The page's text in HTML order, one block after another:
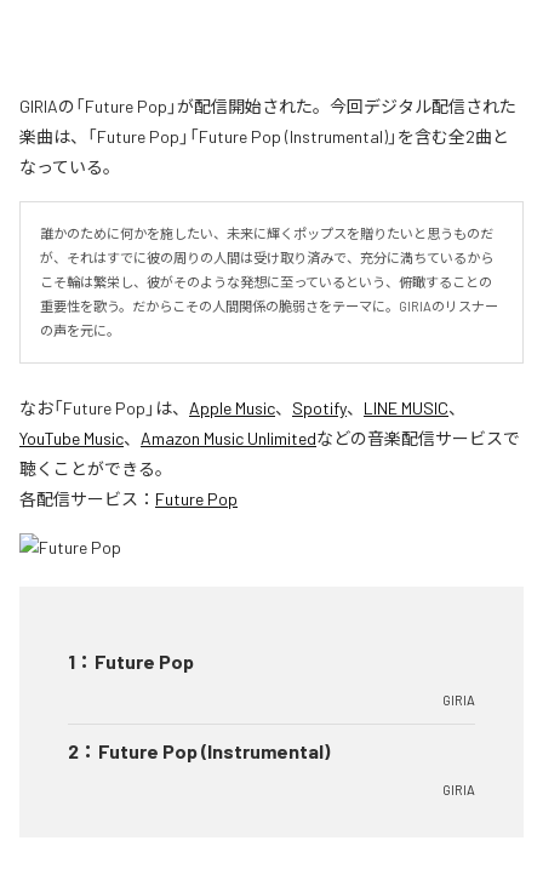
GIRIAの「Future Pop」が配信開始された。今回デジタル配信された
楽曲は、「Future Pop」「Future Pop (Instrumental)」を含む全2曲と
なっている。
誰かのために何かを施したい、未来に輝くポップスを贈りたいと思うものだ
が、それはすでに彼の周りの人間は受け取り済みで、充分に満ちているから
こそ輪は繁栄し、彼がそのような発想に至っているという、俯瞰することの
重要性を歌う。だからこその人間関係の脆弱さをテーマに。GIRIAのリスナー
の声を元に。
なお「Future Pop 」は、 Apple Music、 Spotify、 LINE MUSIC、
YouTube Music、 Amazon Music Unlimitedなどの音楽配信サービスで
聴くことができる。
各配信サービス： Future Pop
1 ： Future Pop
GIRIA
2 ： Future Pop (Instrumental)
GIRIA